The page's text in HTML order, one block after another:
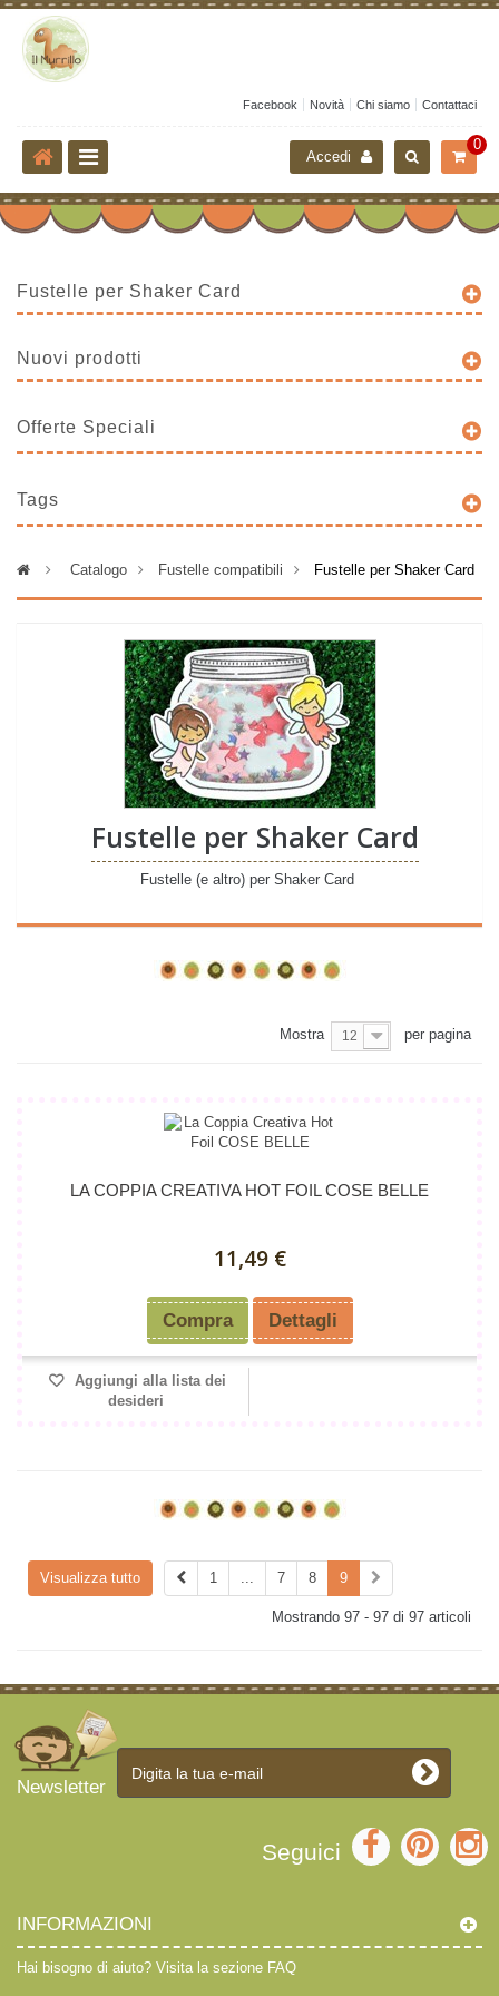
Facebook Novità Chi siamo Contattaci
0
Accedi
Fustelle per Shaker Card
Nuovi prodotti
Offerte Speciali
Tags
> Catalogo > Fustelle compatibili > Fustelle per Shaker Card
Fustelle per Shaker Card
Fustelle (e altro) per Shaker Card
Mostra 12 per pagina
LA COPPIA CREATIVA HOT FOIL COSE BELLE
11,49 €
Compra Dettagli
Aggiungi alla lista dei
desideri
Visualizza tutto 1 ... 7 8 9
Mostrando 97 - 97 di 97 articoli
Newsletter
Seguici
INFORMAZIONI
Hai bisogno di aiuto? Visita la sezione FAQ